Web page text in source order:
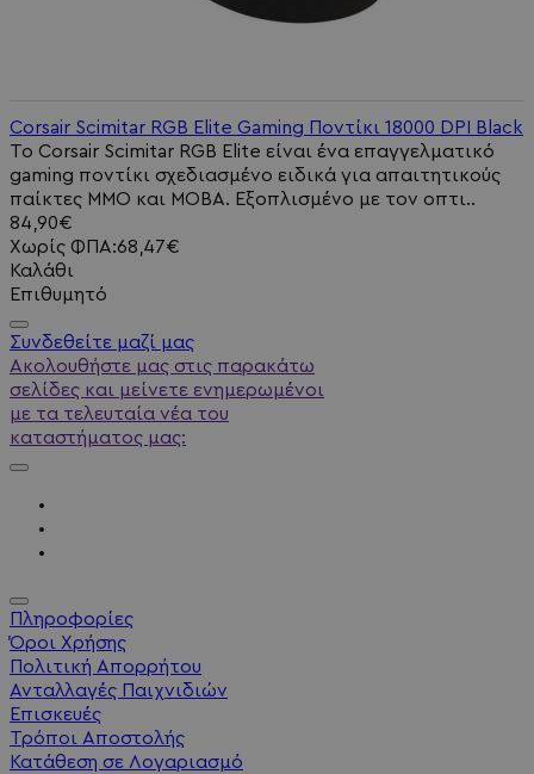
Corsair Scimitar RGB Elite Gaming Ποντίκι 18000 DPI Black
Το Corsair Scimitar RGB Elite είναι ένα επαγγελματικό
gaming ποντίκι σχεδιασμένο ειδικά για απαιτητικούς
παίκτες MMO και MOBA. Εξοπλισμένο με τον οπτι..
84,90€
Χωρίς ΦΠΑ:68,47€
Καλάθι
Επιθυμητό
Συνδεθείτε μαζί μας
Ακολουθήστε μας στις παρακάτω
σελίδες και μείνετε ενημερωμένοι
με τα τελευταία νέα του
καταστήματος μας:
Πληροφορίες
Όροι Χρήσης
Πολιτική Απορρήτου
Ανταλλαγές Παιχνιδιών
Επισκευές
Τρόποι Αποστολής
Κατάθεση σε Λογαριασμό